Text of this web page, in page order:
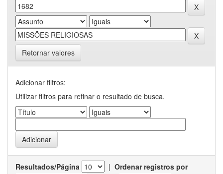
Retornar valores
Adicionar filtros:
Utilizar filtros para refinar o resultado de busca.
Resultados/Página | Ordenar registros por